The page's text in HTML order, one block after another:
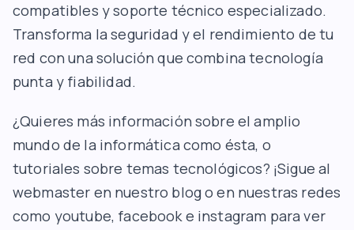
compatibles y soporte técnico especializado.
Transforma la seguridad y el rendimiento de tu
red con una solución que combina tecnología
punta y fiabilidad.
¿Quieres más información sobre el amplio
mundo de la informática como ésta, o
tutoriales sobre temas tecnológicos? ¡Sigue al
webmaster en nuestro blog o en nuestras redes
como youtube, facebook e instagram para ver